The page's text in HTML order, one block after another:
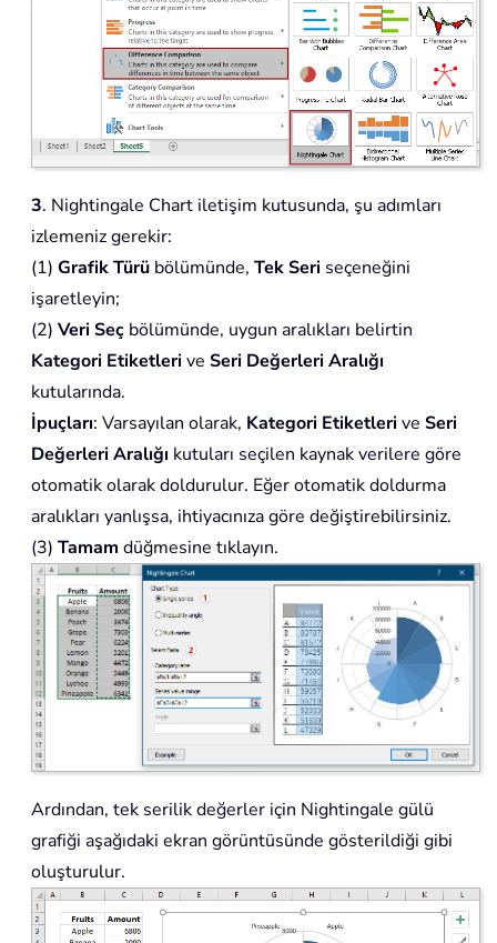
3. Nightingale Chart iletişim kutusunda, şu adımları
izlemeniz gerekir:
(1) Grafik Türü bölümünde, Tek Seri seçeneğini
işaretleyin;
(2) Veri Seç bölümünde, uygun aralıkları belirtin
Kategori Etiketleri ve Seri Değerleri Aralığı
kutularında.
İpuçları: Varsayılan olarak, Kategori Etiketleri ve Seri
Değerleri Aralığı kutuları seçilen kaynak verilere göre
otomatik olarak doldurulur. Eğer otomatik doldurma
aralıkları yanlışsa, ihtiyacınıza göre değiştirebilirsiniz.
(3) Tamam düğmesine tıklayın.
Ardından, tek serilik değerler için Nightingale gülü
grafiği aşağıdaki ekran görüntüsünde gösterildiği gibi
oluşturulur.